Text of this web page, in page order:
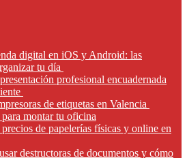
digital en iOS y Android: las
tu día
profesional encuadernada
de etiquetas en Valencia
montar tu oficina
de papelerías físicas y online en
destructoras de documentos y cómo